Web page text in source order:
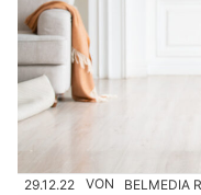
29.12.22 VON BELMEDIA